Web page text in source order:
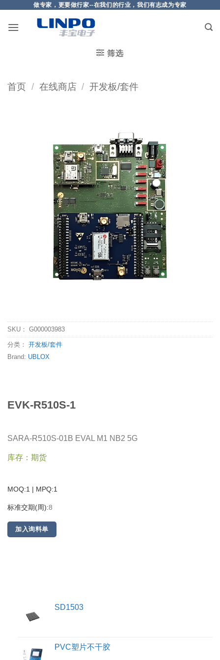
做专家，更要做行家--在我们的行业，我们有志成为专家
筛选
首页 / 在线商店 / 开发板/套件
SKU： G000003983
分类： 开发板/套件
Brand: UBLOX
EVK-R510S-1
SARA-R510S-01B EVAL M1 NB2 5G
库存：期货
MOQ:1 | MPQ:1
标准交期(周):8
加入询料单
SD1503
PVC塑片不干胶